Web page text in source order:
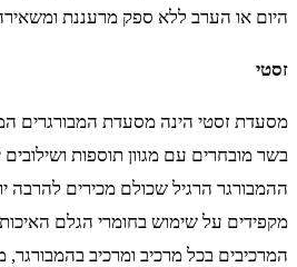
היום או הערב ללא ספק מרעננת
זסטי
מסעדת זסטי הינה מסעדת המבורגרים
בשר מובחרים עם מגוון תוספות
ההמבורגר הרגיל שכולם מכירים להרבה
מקפידים על שימוש בחומרי הגלם
המרכיבים בכל מרכיב ומרכיב